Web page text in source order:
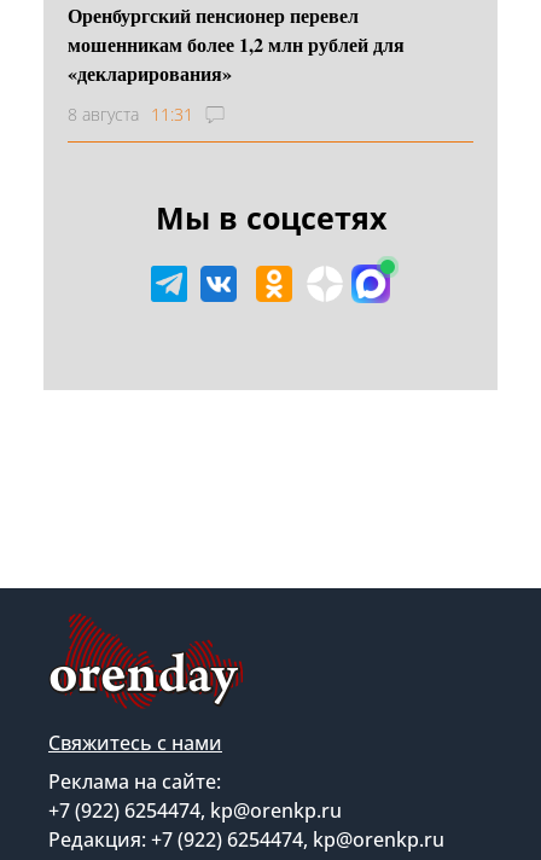
Оренбургский пенсионер перевел
мошенникам более 1,2 млн рублей для
«декларирования»
8 августа 11:31
Мы в соцсетях
Свяжитесь с нами
Реклама на сайте:
+7 (922) 6254474, kp@orenkp.ru
Редакция: +7 (922) 6254474, kp@orenkp.ru